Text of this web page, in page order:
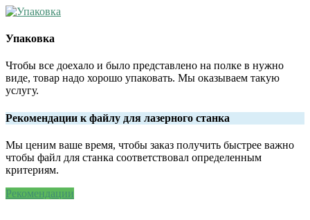
Упаковка
Чтобы все доехало и было представлено на полке в нужно
виде, товар надо хорошо упаковать. Мы оказываем такую
услугу.
Рекомендации к файлу для лазерного станка
Мы ценим ваше время, чтобы заказ получить быстрее важно
чтобы файл для станка соответствовал определенным
критериям.
Рекомендации